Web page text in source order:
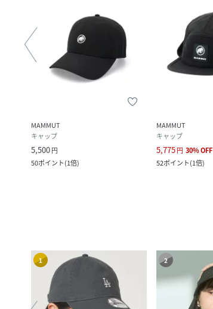
MAMMUT
キャップ
5,500円
50ポイント(1倍)
MAMMUT
キャップ
5,775円 30%OFF
52ポイント(1倍)
1 2